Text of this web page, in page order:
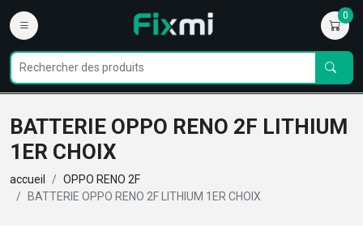
0
BATTERIE OPPO RENO 2F LITHIUM
1ER CHOIX
accueil
OPPO RENO 2F
BATTERIE OPPO RENO 2F LITHIUM 1ER CHOIX